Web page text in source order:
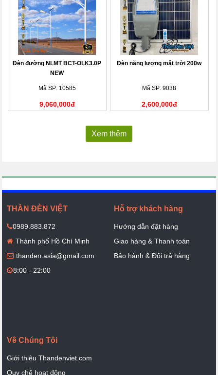
Đèn đường NLMT BCT-OLK3.0P
NEW
Mã SP: 10585
9,060,000đ
Đèn năng lượng mặt trời 200w
Mã SP: 9038
2,600,000đ
Xem thêm
THẦN ĐÈN VIỆT
0989.883.872
Thành phố Hồ Chí Minh
thanden.asia@gmail.com
8:00 - 22:00
Hỗ trợ khách hàng
Hướng dẫn đặt hàng
Giao hàng & Thanh toán
Bảo hành & Đổi trả hàng
Về Chúng Tôi
Giới thiệu Thandenviet.com
Quy chế hoạt động